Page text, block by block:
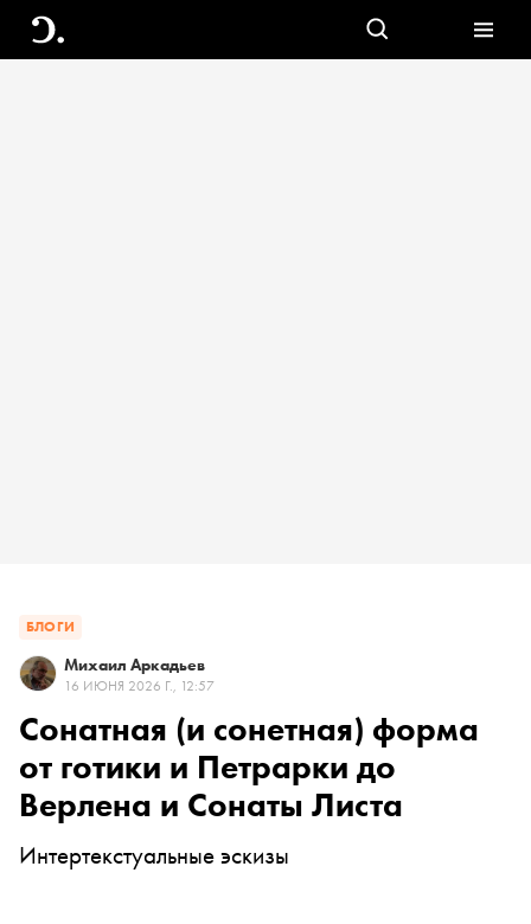
БЛОГИ
Михаил Аркадьев
16 ИЮНЯ 2026 Г., 12:57
Сонатная (и сонетная) форма
от готики и Петрарки до
Верлена и Сонаты Листа
Интертекстуальные эскизы